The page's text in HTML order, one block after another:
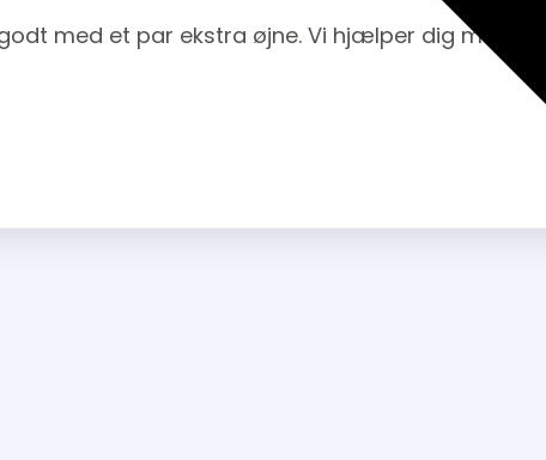
med et par ekstra øjne. Vi hjælper dig med